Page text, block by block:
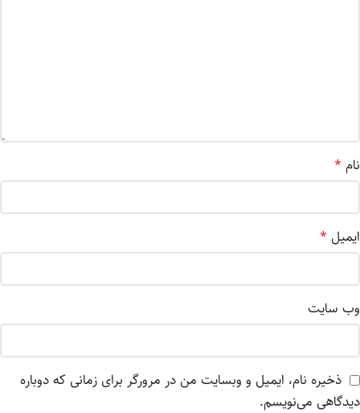
نام *
ایمیل *
وب‌ سایت
ذخیره نام، ایمیل و وبسایت من در مرورگر برای زمانی که دوباره
دیدگاهی می‌نویسم.